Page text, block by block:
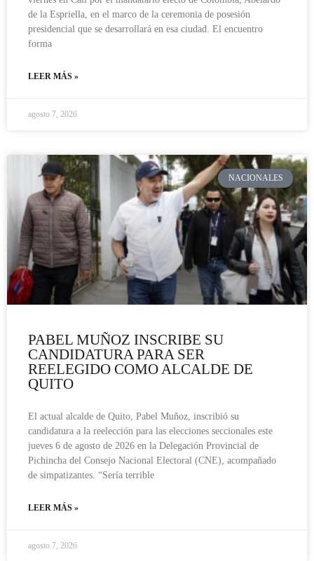
de la Espriella, en el marco de la ceremonia de posesión
presidencial que se desarrollará en esa ciudad. El encuentro
forma
LEER MÁS »
agosto 7, 2026
NACIONALES
PABEL MUÑOZ INSCRIBE SU
CANDIDATURA PARA SER
REELEGIDO COMO ALCALDE DE
QUITO
El actual alcalde de Quito, Pabel Muñoz, inscribió su
candidatura a la reelección para las elecciones seccionales este
jueves 6 de agosto de 2026 en la Delegación Provincial de
Pichincha del Consejo Nacional Electoral (CNE), acompañado
de simpatizantes. “Sería terrible
LEER MÁS »
agosto 7, 2026